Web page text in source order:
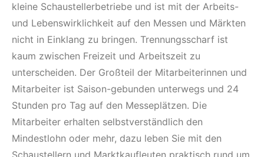
kleine Schaustellerbetriebe und ist mit der Arbeits-
und Lebenswirklichkeit auf den Messen und Märkten
nicht in Einklang zu bringen. Trennungsscharf ist
kaum zwischen Freizeit und Arbeitszeit zu
unterscheiden. Der Großteil der Mitarbeiterinnen und
Mitarbeiter ist Saison-gebunden unterwegs und 24
Stunden pro Tag auf den Messeplätzen. Die
Mitarbeiter erhalten selbstverständlich den
Mindestlohn oder mehr, dazu leben Sie mit den